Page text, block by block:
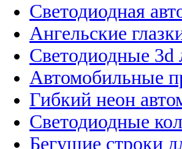
Светодиодная
Ангельские
Светодиодные 3d
Автомобильные
Гибкий неон
Светодиодные
Бегущие строки